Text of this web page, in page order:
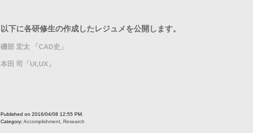
以下に各研修生の作成したレジュメを公開します。
磯部 宏太 「CAD史」
本田 司「UI,UX」
Published on 2016/04/08 12:55 PM.
Category: Accomplishment Research